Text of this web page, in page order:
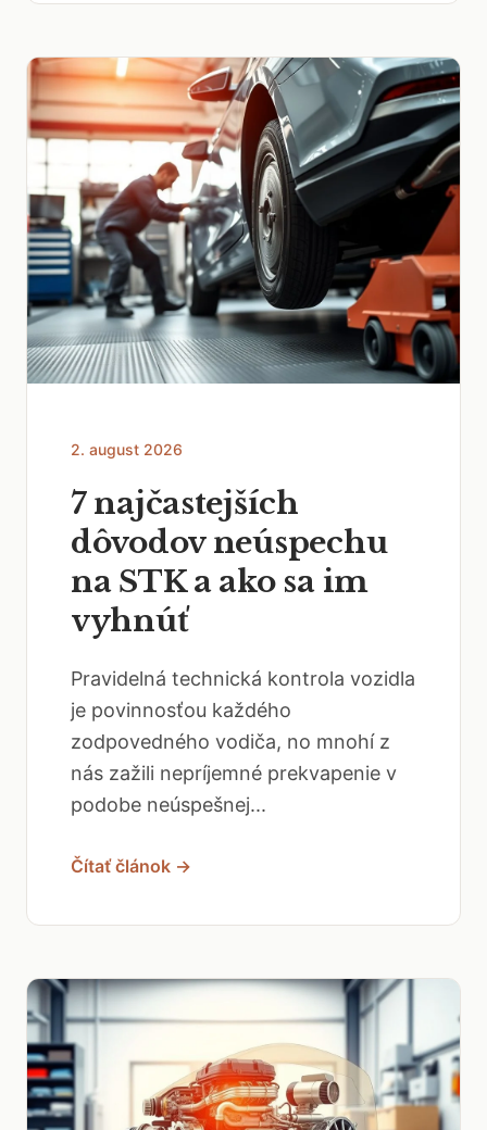
2. august 2026
7 najčastejších
dôvodov neúspechu
na STK a ako sa im
vyhnúť
Pravidelná technická kontrola vozidla
je povinnosťou každého
zodpovedného vodiča, no mnohí z
nás zažili nepríjemné prekvapenie v
podobe neúspešnej...
Čítať článok →